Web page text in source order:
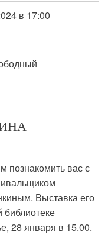
в 17:00
познакомить вас с
Выставка его
28 января в 15.00.